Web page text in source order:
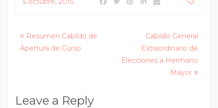
Posts
navigation
Resumen Cabildo de
Apertura de Curso
Cabildo General
Extraordinario de
Elecciones a Hermano
Mayor
Leave a Reply